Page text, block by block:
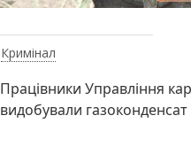
Кримінал
Працівники Управління
видобували